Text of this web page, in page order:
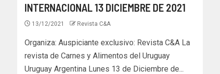
INTERNACIONAL 13 DICIEMBRE DE 2021
13/12/2021 Revista C&A
Organiza: Auspiciante exclusivo: Revista C&A La
revista de Carnes y Alimentos del Uruguay
Uruguay Argentina Lunes 13 de Diciembre de...